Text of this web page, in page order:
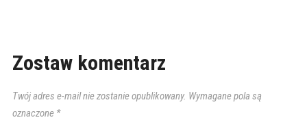
Zostaw komentarz
Twój adres e-mail nie zostanie opublikowany. Wymagane pola są
oznaczone *